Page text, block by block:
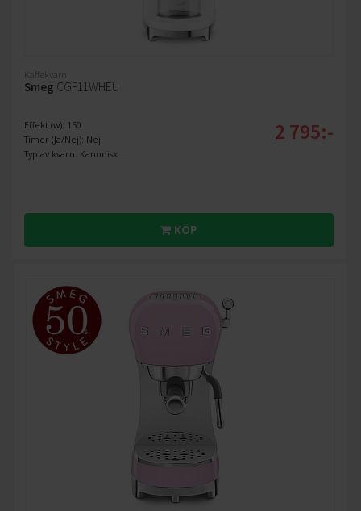
Kaffekvarn
Smeg CGF11WHEU
Effekt (w): 150
Timer (Ja/Nej): Nej
Typ av kvarn: Kanonisk
2 795:-
KÖP